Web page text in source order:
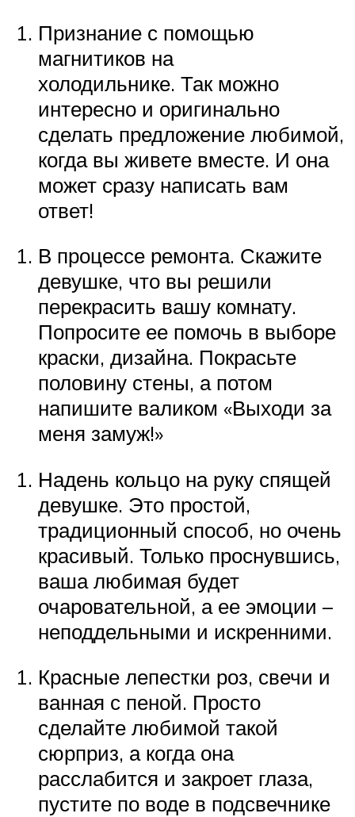
Признание с помощью
магнитиков на
холодильнике. Так можно
интересно и оригинально
сделать предложение любимой,
когда вы живете вместе. И она
может сразу написать вам
ответ!
В процессе ремонта. Скажите
девушке, что вы решили
перекрасить вашу комнату.
Попросите ее помочь в выборе
краски, дизайна. Покрасьте
половину стены, а потом
напишите валиком «Выходи за
меня замуж!»
Надень кольцо на руку спящей
девушке. Это простой,
традиционный способ, но очень
красивый. Только проснувшись,
ваша любимая будет
очаровательной, а ее эмоции –
неподдельными и искренними.
Красные лепестки роз, свечи и
ванная с пеной. Просто
сделайте любимой такой
сюрприз, а когда она
расслабится и закроет глаза,
пустите по воде в подсвечнике